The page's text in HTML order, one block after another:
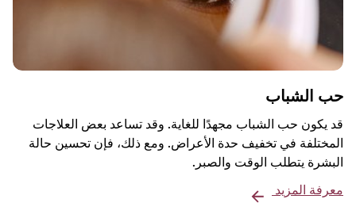
حب الشباب
قد يكون حب الشباب مجهدًا للغاية. وقد تساعد بعض العلاجات
المختلفة في تخفيف حدة الأعراض. ومع ذلك، فإن تحسين حالة
البشرة يتطلب الوقت والصبر.
معرفة المزيد